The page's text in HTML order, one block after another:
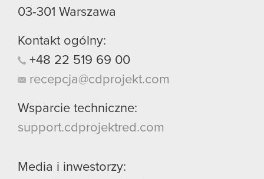
03-301 Warszawa
Kontakt ogólny:
+48 22 519 69 00
recepcja@cdprojekt.com
Wsparcie techniczne:
support.cdprojektred.com
Media i inwestorzy: